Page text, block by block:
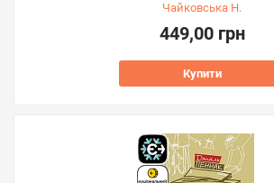
Чайковська Н.
449,00 грн
Купити